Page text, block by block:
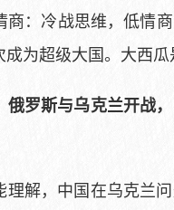
商：冷战思维，低情
为超级大国。大西
俄罗斯与乌克兰开战
解，中国在乌克兰